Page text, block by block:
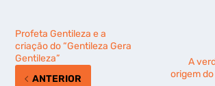
Profeta Gentileza e a
criação do “Gentileza Gera
Gentileza”
ANTERIOR
A
origem do